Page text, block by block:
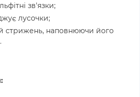
зв'язки;
лусочки;
стрижень, наповнюючи його